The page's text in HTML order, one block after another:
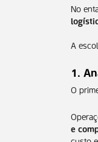
No
A
1.
O
e